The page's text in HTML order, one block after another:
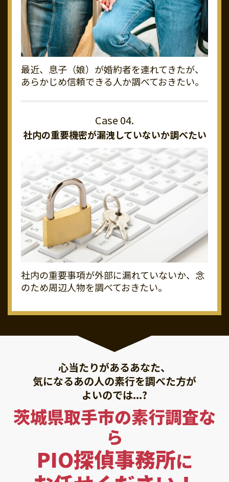
最近、息子（娘）が婚約者を連れてきたが、
あらかじめ信頼できる人か調べておきたい。
社内の重要機密が漏洩していないか調べたい
社内の重要事項が外部に漏れていないか、念
のため周辺人物を調べておきたい。
心当たりがあるあなた、
気になるあの人の素行を調べた方が
よいのでは...?
茨城県取手市の素行調査な
ら
PIO探偵事務所に